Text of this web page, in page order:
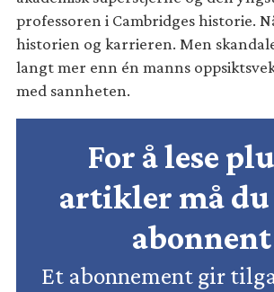
professoren i Cambridges historie.
historien og karrieren. Men
langt mer enn én manns
med sannheten.
For å lese
artikler må
abonnent
Et abonnement gir